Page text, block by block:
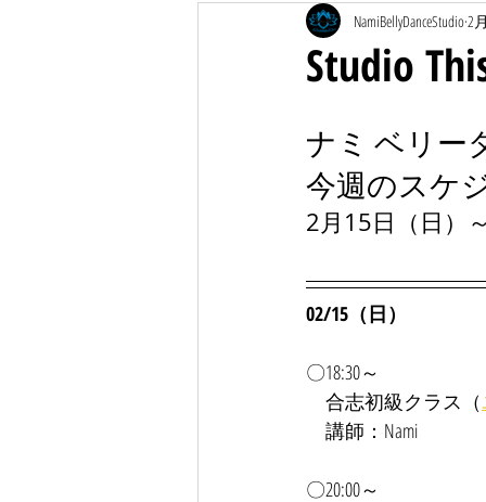
コミュニティ ESSAY
Studio
NamiBellyDanceStudio2
ナミ ベリー
今週のスケ
2月15日（日）
02/15（日）
〇18:30～
合志初級クラス（
講師：Nami
〇20:00～